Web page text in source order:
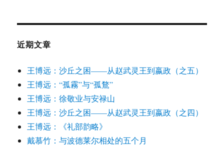
近期文章
王博远：沙丘之困——从赵武灵王到嬴政（之五）
王博远：“孤霧”与“孤鶩”
王博远：徐敬业与安禄山
王博远：沙丘之困——从赵武灵王到嬴政（之四）
王博远：《礼部韵略》
戴慕竹：与波德莱尔相处的五个月